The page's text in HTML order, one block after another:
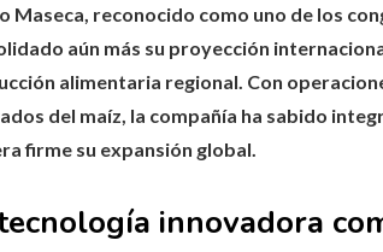
Maseca, reconocido como uno de los
aún más su proyección
alimentaria regional. Con
del maíz, la compañía ha sabido
firme su expansión global.
innovadora